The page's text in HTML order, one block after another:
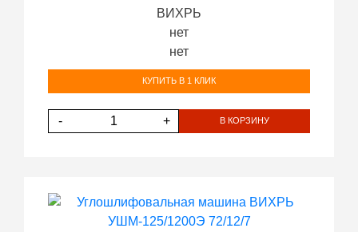
ВИХРЬ
нет
нет
КУПИТЬ В 1 КЛИК
- + В КОРЗИНУ